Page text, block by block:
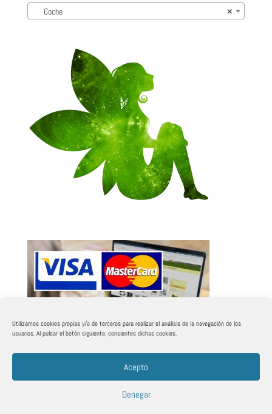
Utilizamos cookies propias y/o de terceros para realizar el análisis de la navegación de los
usuarios. Al pulsar el botón siguiente, consientes dichas cookies.
Acepto
Denegar
×
Coche